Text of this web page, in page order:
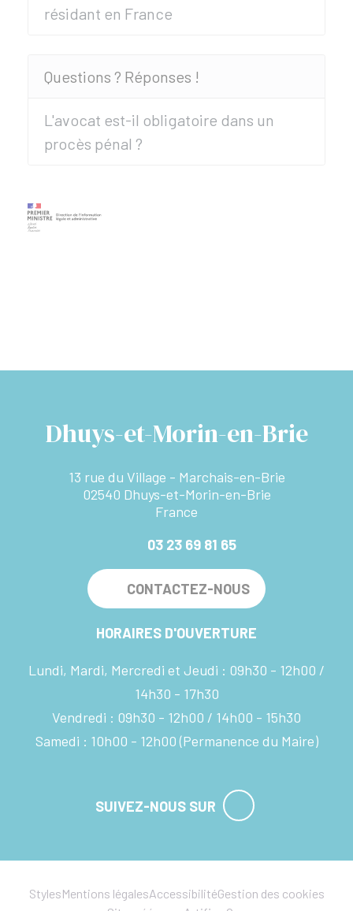
résidant en France
Questions ? Réponses !
L'avocat est-il obligatoire dans un
procès pénal ?
Dhuys-et-Morin-en-Brie
13 rue du Village - Marchais-en-Brie
02540 Dhuys-et-Morin-en-Brie
France
03 23 69 81 65
CONTACTEZ-NOUS
HORAIRES D'OUVERTURE
Lundi, Mardi, Mercredi et Jeudi : 09h30 - 12h00
14h30 - 17h30
Vendredi : 09h30 - 12h00
14h00 - 15h30
Samedi : 10h00 - 12h00 (Permanence du Maire)
SUIVEZ-NOUS SUR
StylesMentions légalesAccessibilitéGestion des cookies